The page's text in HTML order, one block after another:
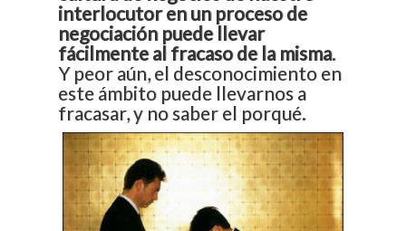
interlocutor en un proceso de
negociación puede llevar
fácilmente al fracaso de la misma.
Y peor aún, el desconocimiento en
este ámbito puede llevarnos a
fracasar, y no saber el porqué.